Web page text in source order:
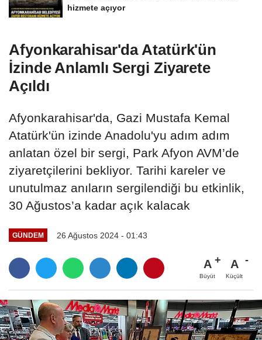
hizmete açıyor
Afyonkarahisar'da Atatürk'ün
İzinde Anlamlı Sergi Ziyarete
Açıldı
Afyonkarahisar'da, Gazi Mustafa Kemal
Atatürk'ün izinde Anadolu'yu adım adım
anlatan özel bir sergi, Park Afyon AVM’de
ziyaretçilerini bekliyor. Tarihi kareler ve
unutulmaz anıların sergilendiği bu etkinlik,
30 Ağustos’a kadar açık kalacak
GÜNDEM 26 Ağustos 2024 - 01:43
A
Büyüt
A
Küçült